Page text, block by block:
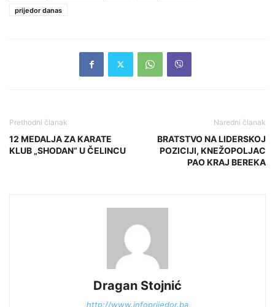
prijedor danas
Prethodni članak
12 MEDALJA ZA KARATE
KLUB „SHODAN“ U ČELINCU
Naredni članak
BRATSTVO NA LIDERSKOJ
POZICIJI, KNEŽOPOLJAC
PAO KRAJ BEREKA
Dragan Stojnić
http://www.infoprijedor.ba